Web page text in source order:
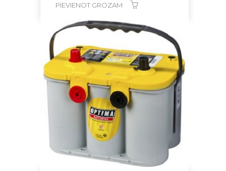
PIEVIENOT GROZAM